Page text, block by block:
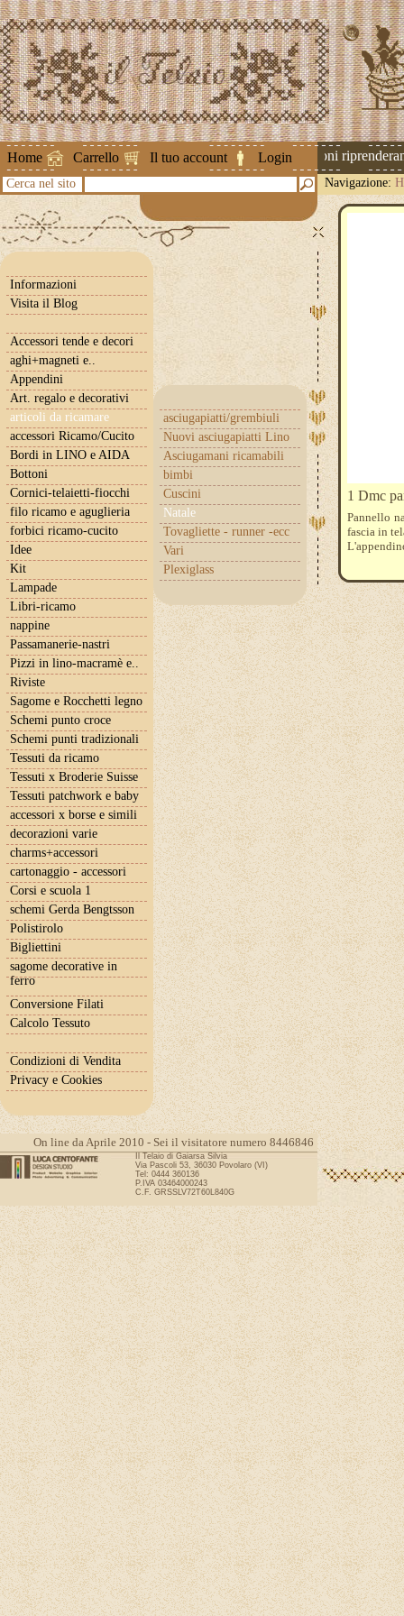
Home Carrello Il tuo account Login
Attenzione ! Le spedizioni
Cerca nel sito Navigazione:
Informazioni
Visita il Blog
Accessori tende e decori
aghi+magneti e..
Appendini
Art. regalo e decorativi
articoli da ricamare
asciugapiatti/grembiuli
Nuovi asciugapiatti Lino
Asciugamani ricamabili
bimbi
Cuscini
Natale
Tovagliette - runner -ecc
Vari
Plexiglass
accessori Ricamo/Cucito
Bordi in LINO e AIDA
Bottoni
Cornici-telaietti-fiocchi
filo ricamo e aguglieria
forbici ricamo-cucito
Idee
Kit
Lampade
Libri-ricamo
nappine
Passamanerie-nastri
Pizzi in lino-macramè e..
Riviste
Sagome e Rocchetti legno
Schemi punto croce
Schemi punti tradizionali
Tessuti da ricamo
Tessuti x Broderie Suisse
Tessuti patchwork e baby
accessori x borse e simili
decorazioni varie
charms+accessori
cartonaggio - accessori
Corsi e scuola 1
schemi Gerda Bengtsson
Polistirolo
Bigliettini
sagome decorative in
ferro
Conversione Filati
Calcolo Tessuto
Condizioni di Vendita
Privacy e Cookies
1 Dmc
Pannello
fascia in
On line da Aprile 2010 - Sei il visitatore numero 8446846
Il Telaio di Gaiarsa Silvia
Via Pascoli 53, 36030 Povolaro (VI)
Tel: 0444 360136
P.IVA 03464000243
C.F. GRSSLV72T60L840G